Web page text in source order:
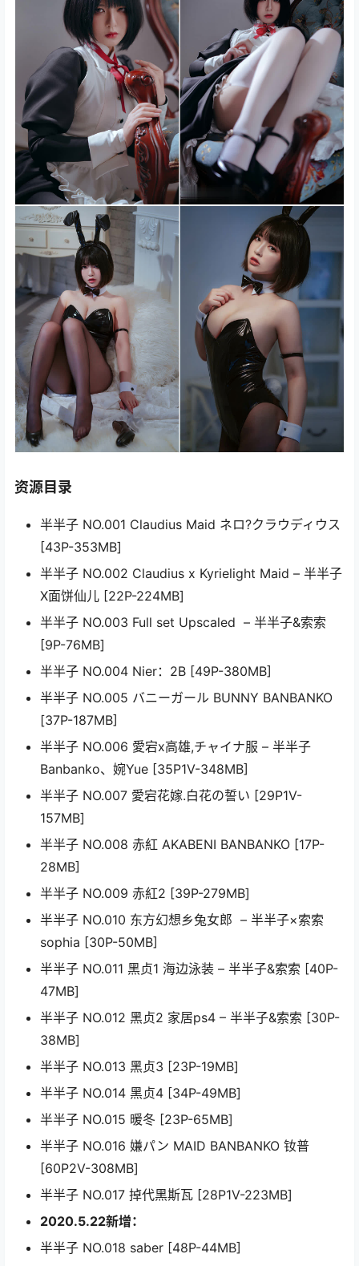
资源目录
半半子 NO.001 Claudius Maid ネロ?クラウディウス
[43P-353MB]
半半子 NO.002 Claudius x Kyrielight Maid – 半半子
X面饼仙儿 [22P-224MB]
半半子 NO.003 Full set Upscaled – 半半子&索索
[9P-76MB]
半半子 NO.004 Nier：2B [49P-380MB]
半半子 NO.005 バニーガール BUNNY BANBANKO
[37P-187MB]
半半子 NO.006 愛宕x高雄,チャイナ服 – 半半子
Banbanko、婉Yue [35P1V-348MB]
半半子 NO.007 愛宕花嫁.白花の誓い [29P1V-
157MB]
半半子 NO.008 赤紅 AKABENI BANBANKO [17P-
28MB]
半半子 NO.009 赤紅2 [39P-279MB]
半半子 NO.010 东方幻想乡兔女郎 – 半半子×索索
sophia [30P-50MB]
半半子 NO.011 黑贞1 海边泳装 – 半半子&索索 [40P-
47MB]
半半子 NO.012 黑贞2 家居ps4 – 半半子&索索 [30P-
38MB]
半半子 NO.013 黑贞3 [23P-19MB]
半半子 NO.014 黑贞4 [34P-49MB]
半半子 NO.015 暖冬 [23P-65MB]
半半子 NO.016 嫌パン MAID BANBANKO 钕普
[60P2V-308MB]
半半子 NO.017 掉代黑斯瓦 [28P1V-223MB]
2020.5.22新增：
半半子 NO.018 saber [48P-44MB]